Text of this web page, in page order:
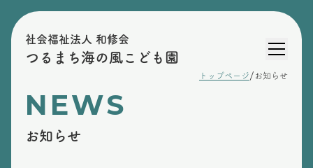
社会福祉法人 和修会
つるまち海の風こども園
トップページ/ お知らせ
NEWS
お知らせ